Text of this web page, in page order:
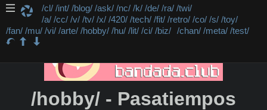
/cl/ /int/ /blog/ /ask/ /nc/ /k/ /de/ /ra/ /twi/
/a/ /cc/ /v/ /tv/ /x/ /420/ /tech/ /fit/ /retro/ /co/ /s/ /toy/
/fan/ /mu/ /vi/ /arte/ /hobby/ /hu/ /lit/ /ci/ /biz/ /chan/ /meta/ /test/
/hobby/ - Pasatiempos